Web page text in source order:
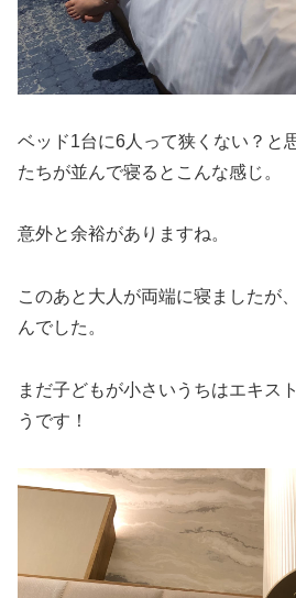
ベッド1台に6人って狭くない？と
たちが並んで寝るとこんな感じ。
意外と余裕がありますね。
このあと大人が両端に寝ましたが
んでした。
まだ子どもが小さいうちはエキス
うです！